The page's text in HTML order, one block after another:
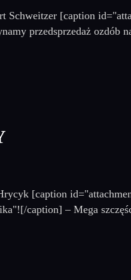
Schweitzer [caption
przedsprzedaż ozdób
[caption
caption] – Mega